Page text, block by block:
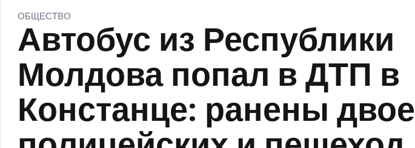
ОБЩЕСТВО
Автобус из Республики
Молдова попал в ДТП в
Констанце: ранены двое